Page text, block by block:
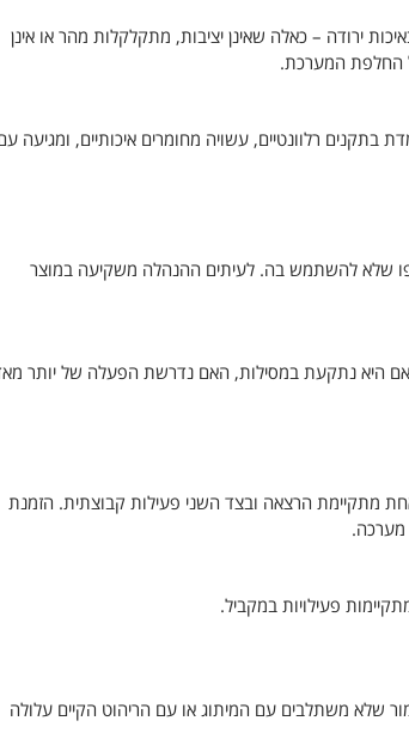
ירודה – כאלה שאינן יציבות, מתקלקלות מהר או אינן
החלפת המערכת.
רלוונטיים, עשויה מחומרים איכותיים, ומגיעה
שלא להשתמש בה. לעיתים ההנהלה משקיעה במוצר
היא נתקעת במסילות, האם נדרשת הפעלה של יותר
מתקיימת הרצאה ובצד השני פעילות קבוצתית. הזמנת
מערכה.
פעילויות במקביל.
שלא משתלבים עם המיתוג או עם הריהוט הקיים עלולה